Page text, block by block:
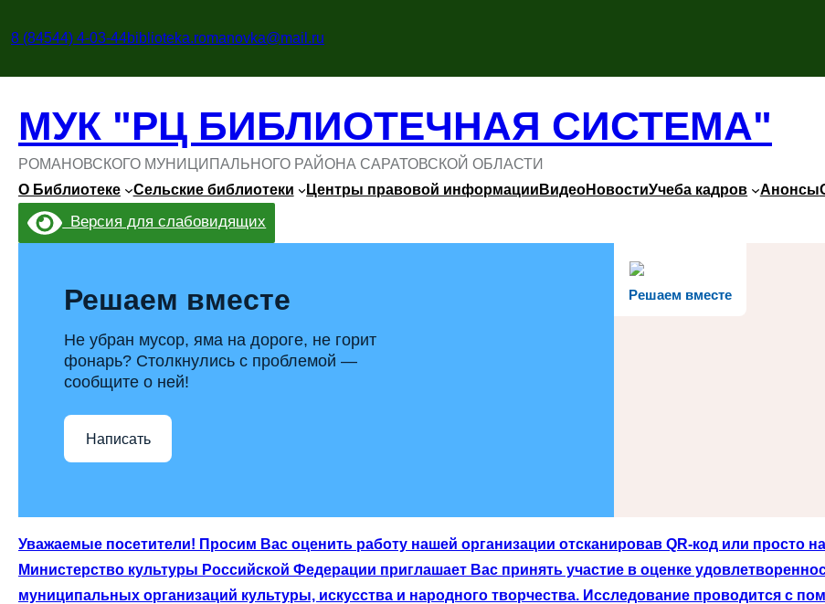
8 (84544) 4-03-44biblioteka.romanovka@mail.ru
МУК "РЦ БИБЛИОТЕЧНАЯ СИСТЕМА"
РОМАНОВСКОГО МУНИЦИПАЛЬНОГО РАЙОНА САРАТОВСКОЙ ОБЛАСТИ
О Библиотеке
Сельские библиотеки Центры правовой информации ВидеоНовостиУчеба кадров Анонсы
Версия для слабовидящих
Решаем вместе
Решаем вместе
Не убран мусор, яма на дороге, не горит
фонарь? Столкнулись с проблемой —
сообщите о ней!
Написать
Уважаемые посетители! Просим Вас оценить работу нашей организации отсканировав QR-код или просто
Министерство культуры Российской Федерации приглашает Вас принять участие в оценке
муниципальных организаций культуры, искусства и народного творчества. Исследование проводится с